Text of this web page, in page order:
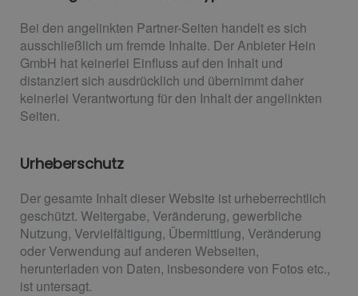
Bei den angelinkten Partner-Seiten handelt es sich
ausschließlich um fremde Inhalte. Der Anbieter Hein
GmbH hat keinerlei Einfluss auf den Inhalt und
distanziert sich ausdrücklich und übernimmt daher
keinerlei Verantwortung für den Inhalt der angelinkten
Seiten.
Urheberschutz
Der gesamte Inhalt dieser Website ist urheberrechtlich
geschützt. Weitergabe, Veränderung, gewerbliche
Nutzung, Vervielfältigung, Übermittlung, Veränderung
oder Verwendung auf anderen Webseiten,
herunterladen von Daten, insbesondere von Fotos etc.,
ist untersagt.